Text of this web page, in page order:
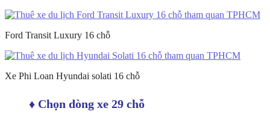
Ford Transit Luxury 16 chỗ
Xe Phi Loan Hyundai solati 16 chỗ
♦ Chọn dòng xe 29 chỗ